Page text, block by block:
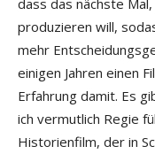
produzieren will,
mehr
einigen Jahren einen
Erfahrung damit. Es
ich vermutlich Regie
Historienfilm, der in